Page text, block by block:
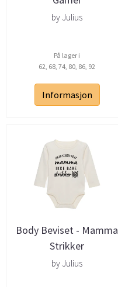
by Julius
På lager i
62, 68, 74, 80, 86, 92
Informasjon
Body Beviset - Mamma
Strikker
by Julius